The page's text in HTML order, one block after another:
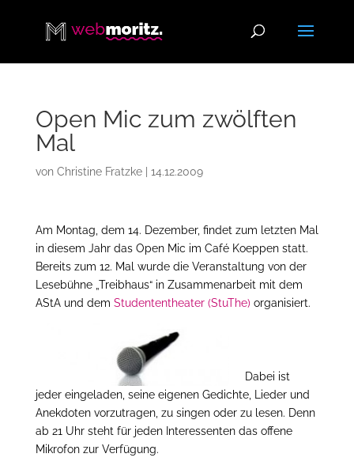
Open Mic zum zwölften
Mal
von Christine Fratzke| 14.12.2009
Am Montag, dem 14. Dezember, findet zum letzten Mal
in diesem Jahr das Open Mic im Café Koeppen statt.
Bereits zum 12. Mal wurde die Veranstaltung von der
Lesebühne „Treibhaus“ in Zusammenarbeit mit dem
AStA und dem Studententheater (StuThe)organisiert.
Dabei ist
jeder eingeladen, seine eigenen Gedichte, Lieder und
Anekdoten vorzutragen, zu singen oder zu lesen. Denn
ab 21 Uhr steht für jeden Interessenten das offene
Mikrofon zur Verfügung.